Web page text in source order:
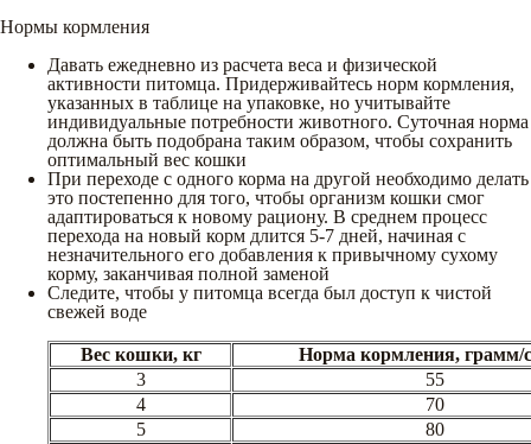
Нормы кормления
Давать ежедневно из расчета веса и физической
активности питомца. Придерживайтесь норм кормления,
указанных в таблице на упаковке, но учитывайте
индивидуальные потребности животного. Суточная норма
должна быть подобрана таким образом, чтобы сохранить
оптимальный вес кошки
При переходе с одного корма на другой необходимо делать
это постепенно для того, чтобы организм кошки смог
адаптироваться к новому рациону. В среднем процесс
перехода на новый корм длится 5-7 дней, начиная с
незначительного его добавления к привычному сухому
корму, заканчивая полной заменой
Следите, чтобы у питомца всегда был доступ к чистой
свежей воде
Вес кошки, кг
Норма кормления, грамм/
3
55
4
70
5
80